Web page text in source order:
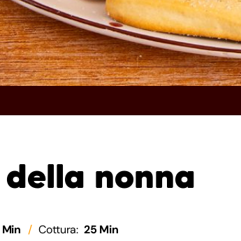
nonna
Cottura: 25 Min